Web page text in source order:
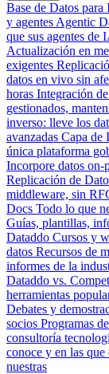
Base de Datos para
y agentes Agentic
que sus agentes de
Actualización en
exigentes
datos en vivo sin
horas Integración
gestionados,
inverso: lleve los
avanzadas Capa de
única plataforma
Incorpore datos on-
Replicación de
middleware, sin
Docs Todo lo que
Guías, plantillas,
Dataddo Cursos y
datos Recursos de
informes de la
Dataddo vs.
herramientas
Debates y
socios Programas
consultoría
conoce y en las
nuestras